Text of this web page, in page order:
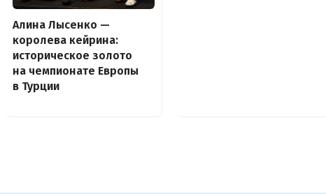
Алина Лысенко —
королева кейрина:
историческое золото
на чемпионате Европы
в Турции